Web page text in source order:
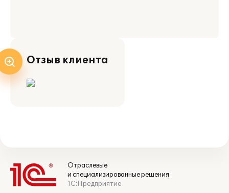
Отзыв клиента
Отраслевые
и специализированные решения
1С:Предприятие